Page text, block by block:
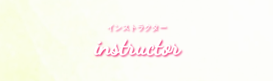
instructor
インストラクター